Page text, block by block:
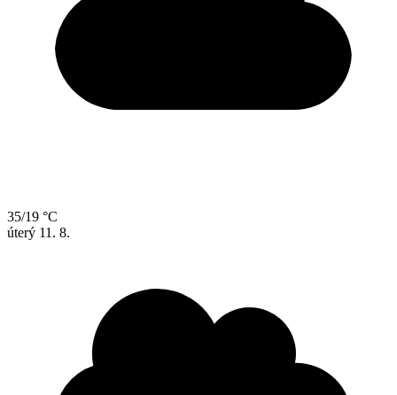
35/19 °C
úterý 11. 8.